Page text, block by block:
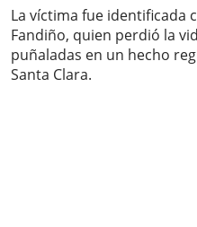
La víctima fue identificada
Fandiño, quien perdió la
puñaladas en un hecho
Santa Clara.